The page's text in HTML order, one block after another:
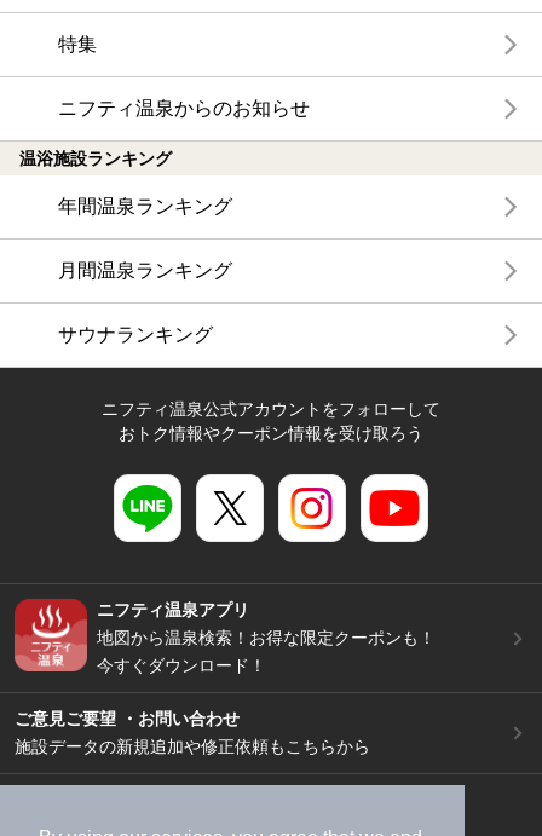
特集
ニフティ温泉からのお知らせ
温浴施設ランキング
年間温泉ランキング
月間温泉ランキング
サウナランキング
ニフティ温泉公式アカウントをフォローして
おトク情報やクーポン情報を受け取ろう
ニフティ温泉アプリ
地図から温泉検索！お得な限定クーポンも！
今すぐダウンロード！
ご意見ご要望 ・お問い合わせ
施設データの新規追加や修正依頼もこちらから